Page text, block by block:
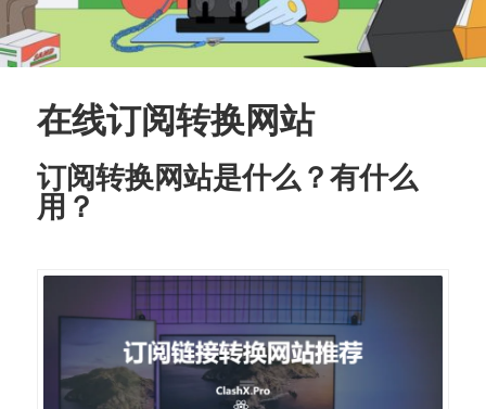
在线订阅转换网站
订阅转换网站是什么？有什么
用？